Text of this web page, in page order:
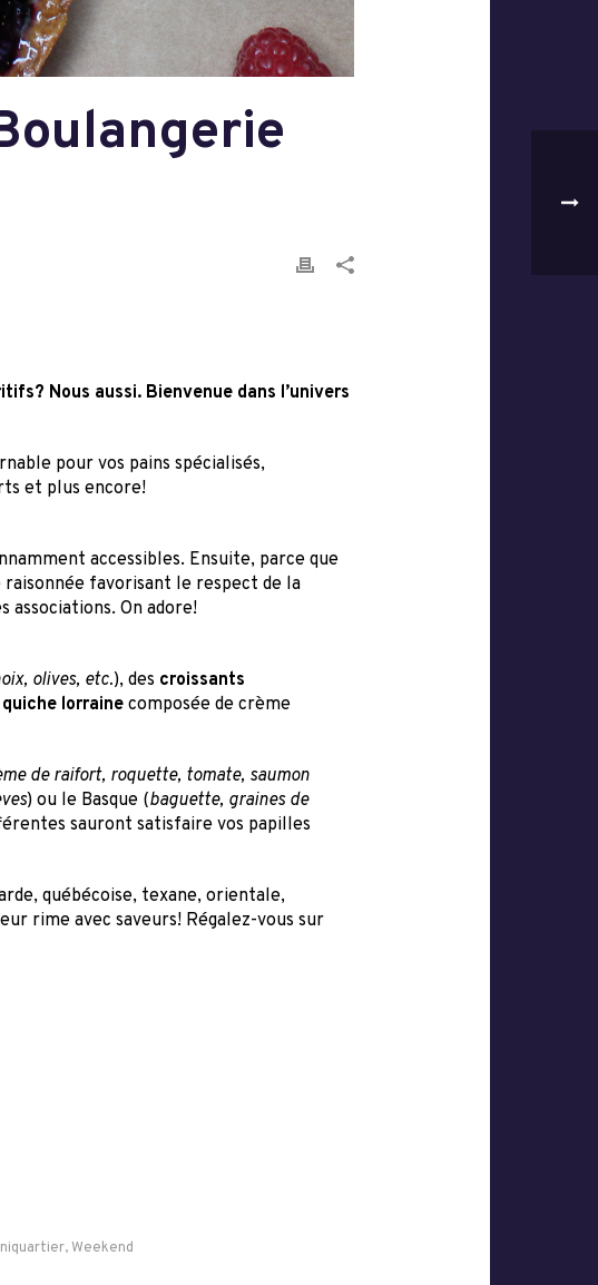
Nous aussi. Bienvenue dans l’univers
pour vos pains spécialisés,
et plus encore!
accessibles. Ensuite, parce que
raisonnée favorisant le respect de la
associations. On adore!
olives, etc.), des croissants
quiche lorraine composée de crème
de raifort, roquette, tomate, saumon
) ou le Basque (baguette, graines de
sauront satisfaire vos papilles
québécoise, texane, orientale,
rime avec saveurs! Régalez-vous sur
,Weekend